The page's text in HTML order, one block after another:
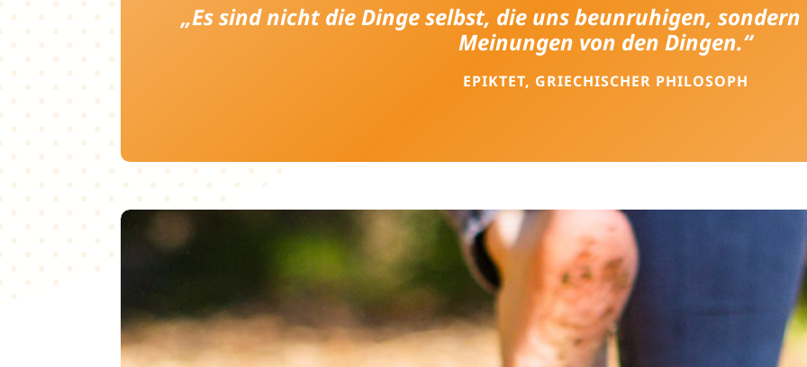
„Es sind nicht die Dinge selbst, die uns beunruhigen,
Meinungen von den Dingen.“
EPIKTET, GRIECHISCHER PHILOSOPH